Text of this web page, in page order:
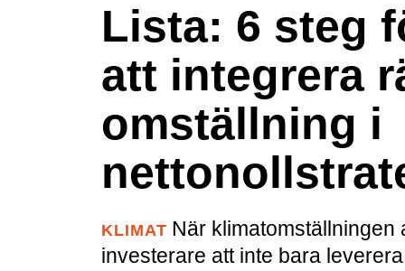
Lista: 6 steg
att integrera
omställning i
KLIMAT När
investerare att inte bara